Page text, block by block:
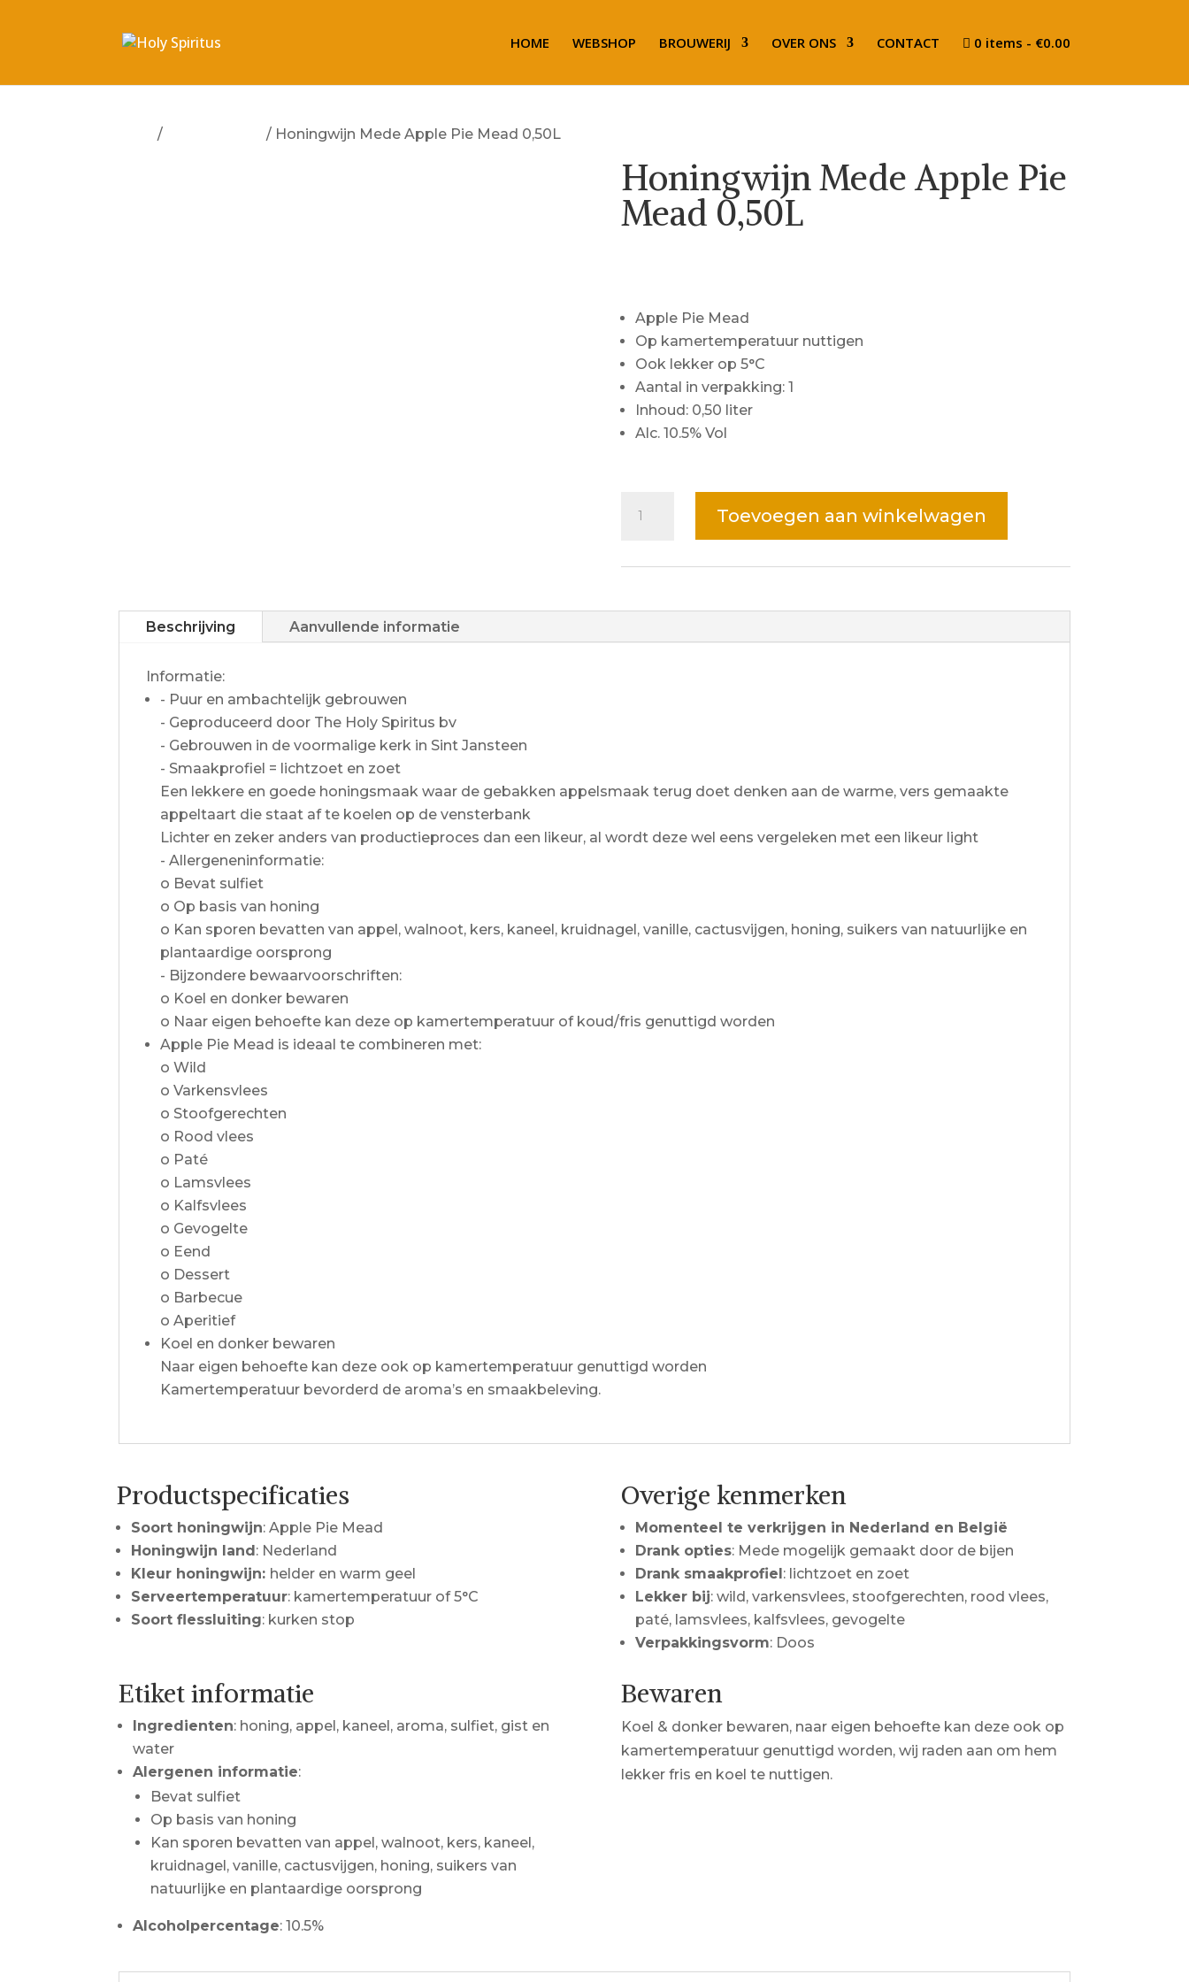
HOME WEBSHOP BROUWERIJ OVER ONS CONTACT 0 items €0.00
/ / Honingwijn Mede Apple Pie Mead 0,50L
Honingwijn Mede Apple Pie
Mead 0,50L
Apple Pie Mead
Op kamertemperatuur nuttigen
Ook lekker op 5°C
Aantal in verpakking: 1
Inhoud: 0,50 liter
Alc. 10.5% Vol
Toevoegen aan winkelwagen
Beschrijving Aanvullende informatie
Informatie:
- Puur en ambachtelijk gebrouwen
- Geproduceerd door The Holy Spiritus bv
- Gebrouwen in de voormalige kerk in Sint Jansteen
- Smaakprofiel = lichtzoet en zoet
Een lekkere en goede honingsmaak waar de gebakken appelsmaak terug doet denken aan de warme, vers gemaakte
appeltaart die staat af te koelen op de vensterbank
Lichter en zeker anders van productieproces dan een likeur, al wordt deze wel eens vergeleken met een likeur light
- Allergeneninformatie:
o Bevat sulfiet
o Op basis van honing
o Kan sporen bevatten van appel, walnoot, kers, kaneel, kruidnagel, vanille, cactusvijgen, honing, suikers van natuurlijke en
plantaardige oorsprong
- Bijzondere bewaarvoorschriften:
o Koel en donker bewaren
o Naar eigen behoefte kan deze op kamertemperatuur of koud/fris genuttigd worden
Apple Pie Mead is ideaal te combineren met:
o Wild
o Varkensvlees
o Stoofgerechten
o Rood vlees
o Paté
o Lamsvlees
o Kalfsvlees
o Gevogelte
o Eend
o Dessert
o Barbecue
o Aperitief
Koel en donker bewaren
Naar eigen behoefte kan deze ook op kamertemperatuur genuttigd worden
Kamertemperatuur bevorderd de aroma’s en smaakbeleving.
Productspecificaties
Soort honingwijn: Apple Pie Mead
Honingwijn land : Nederland
Kleur honingwijn: helder en warm geel
Serveertemperatuur: kamertemperatuur of 5°C
Soort flessluiting: kurken stop
Overige kenmerken
Momenteel te verkrijgen in Nederland en België
Drank opties: Mede mogelijk gemaakt door de bijen
Drank smaakprofiel : lichtzoet en zoet
Lekker bij: wild, varkensvlees, stoofgerechten, rood vlees,
paté, lamsvlees, kalfsvlees, gevogelte
Verpakkingsvorm: Doos
Etiket informatie
Ingredienten: honing, appel, kaneel, aroma, sulfiet, gist en
water
Alergenen informatie:
Bevat sulfiet
Op basis van honing
Kan sporen bevatten van appel, walnoot, kers, kaneel,
kruidnagel, vanille, cactusvijgen, honing, suikers van
natuurlijke en plantaardige oorsprong
Alcoholpercentage: 10.5%
Bewaren
Koel & donker bewaren, naar eigen behoefte kan deze ook op
kamertemperatuur genuttigd worden, wij raden aan om hem
lekker fris en koel te nuttigen.